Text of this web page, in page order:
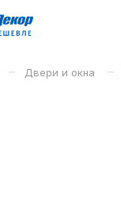
– Двери и окна –